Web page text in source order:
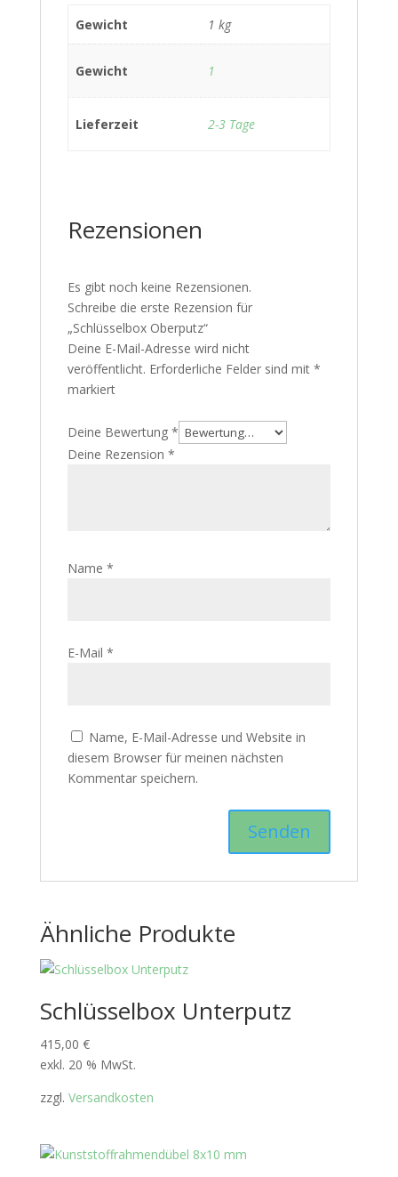
Gewicht 1 kg
Gewicht 1
Lieferzeit 2-3 Tage
Rezensionen
Es gibt noch keine Rezensionen.
Schreibe die erste Rezension für
„Schlüsselbox Oberputz“
Deine E-Mail-Adresse wird nicht
veröffentlicht. Erforderliche Felder sind mit *
markiert
Deine Bewertung *
Deine Rezension *
Name *
E-Mail *
Name, E-Mail-Adresse und Website in
diesem Browser für meinen nächsten
Kommentar speichern.
Ähnliche Produkte
Schlüsselbox Unterputz
415,00 €
exkl. 20 % MwSt.
zzgl. Versandkosten